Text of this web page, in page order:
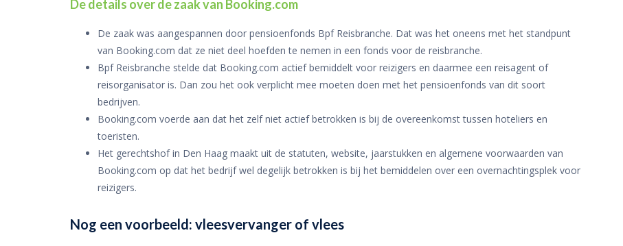
De details over de zaak van Booking.com
De zaak was aangespannen door pensioenfonds Bpf Reisbranche. Dat was het oneens met het standpunt
van Booking.com dat ze niet deel hoefden te nemen in een fonds voor de reisbranche.
Bpf Reisbranche stelde dat Booking.com actief bemiddelt voor reizigers en daarmee een reisagent of
reisorganisator is. Dan zou het ook verplicht mee moeten doen met het pensioenfonds van dit soort
bedrijven.
Booking.com voerde aan dat het zelf niet actief betrokken is bij de overeenkomst tussen hoteliers en
toeristen.
Het gerechtshof in Den Haag maakt uit de statuten, website, jaarstukken en algemene voorwaarden van
Booking.com op dat het bedrijf wel degelijk betrokken is bij het bemiddelen over een overnachtingsplek voor
reizigers.
Nog een voorbeeld: vleesvervanger of vlees